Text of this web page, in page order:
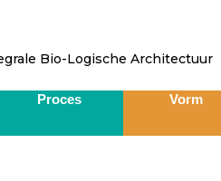
Bio-Logische Architectuur​
Proces Vorm